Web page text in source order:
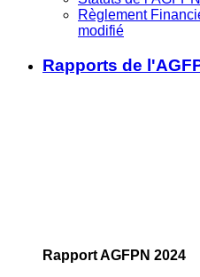
Règlement
modifié
Rapports de
Rapport AGFPN 2024